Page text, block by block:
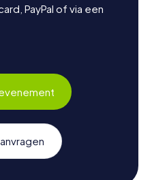
PayPal of via een